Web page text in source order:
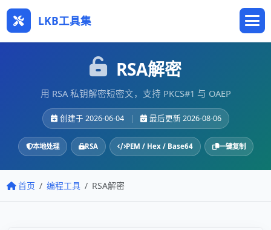
LKB工具集
RSA解密
用 RSA 私钥解密短密文，支持 PKCS#1 与 OAEP
创建于 2026-06-04 | 最后更新 2026-08-06
本地处理 RSA PEM / Hex / Base64 一键复制
首页 编程工具 RSA解密